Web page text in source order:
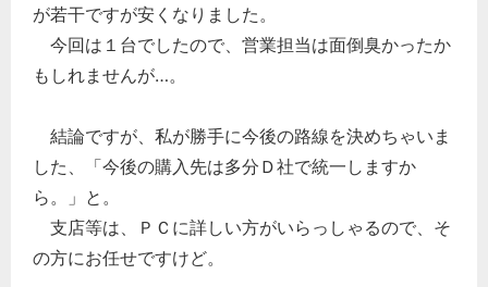
が若干ですが安くなりました。
今回は１台でしたので、営業担当は面倒臭かったか
もしれませんが…。
結論ですが、私が勝手に今後の路線を決めちゃいま
した、「今後の購入先は多分Ｄ社で統一しますか
ら。」と。
支店等は、ＰＣに詳しい方がいらっしゃるので、そ
の方にお任せですけど。